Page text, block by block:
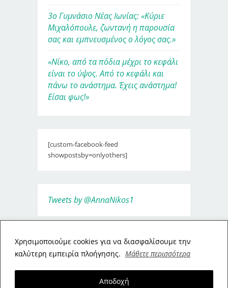
Xρησιμοποιούμε cookies για να διασφαλίσουμε την
καλύτερη εμπειρία πλοήγησης. Μάθετε περισσότερα
Αποδοχή
3ο Γυμνάσιο Νέας Ιωνίας: «Κύριε
Μιχαλόπουλε, ζωντανή η παρουσία
σας και εμπνευσμένος ο λόγος σας.»
«Νίκο, από τα πόδια μέχρι το κεφάλι
είναι το ύψος. Από το κεφάλι και
πάνω το ανάστημα. Έχεις ανάστημα!
Είσαι φως!»
[custom-facebook-feed
showpostsby=onlyothers]
Tweets by @AnnaNikos1